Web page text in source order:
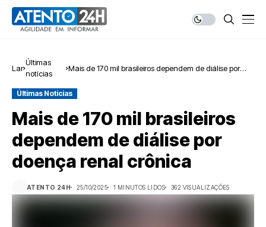
Lar
Últimas
notícias
Mais de 170 mil brasileiros dependem de diálise por
Últimas Notícias
Mais de 170 mil brasileiros
dependem de diálise por
doença renal crônica
ATENTO 24H 25/10/2025 1 MINUTOS LIDOS 362 VISUALIZAÇÕES